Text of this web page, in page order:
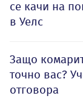
се качи на
в Уелс
Защо
точно вас?
отговора